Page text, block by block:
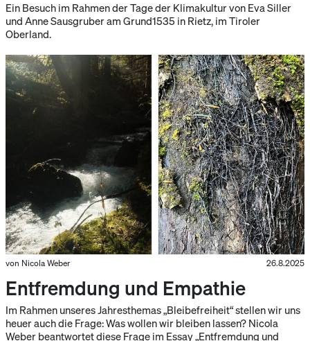
Ein Besuch im Rahmen der Tage der Klimakultur von Eva Siller
und Anne Sausgruber am Grund1535 in Rietz, im Tiroler
Oberland.
von Nicola Weber 26.8.2025
Entfremdung und Empathie
Im Rahmen unseres Jahresthemas „Bleibefreiheit“ stellen wir uns
heuer auch die Frage: Was wollen wir bleiben lassen? Nicola
Weber beantwortet diese Frage im Essay „Entfremdung und